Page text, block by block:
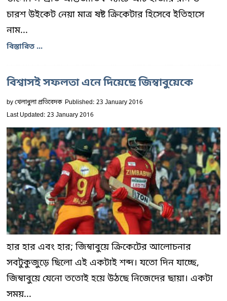
চারশ উইকেট নেয়া মাত্র ষষ্ট ক্রিকেটার হিসেবে ইতিহাসে
নাম...
বিস্তারিত ...
বিশ্বাসই সফলতা এনে দিয়েছে জিম্বাবুয়েকে
byখেলাধুলা প্রতিবেদক Published: 23 January 2016
Last Updated: 23 January 2016
হার হার এবং হার; জিম্বাবুয়ে ক্রিকেটের আলোচনার
সবটুকুজুড়ে ছিলো এই একটাই শব্দ। যতো দিন যাচ্ছে,
জিম্বাবুয়ে যেনো ততোই হয়ে উঠছে নিজেদের ছায়া। একটা
সময়...